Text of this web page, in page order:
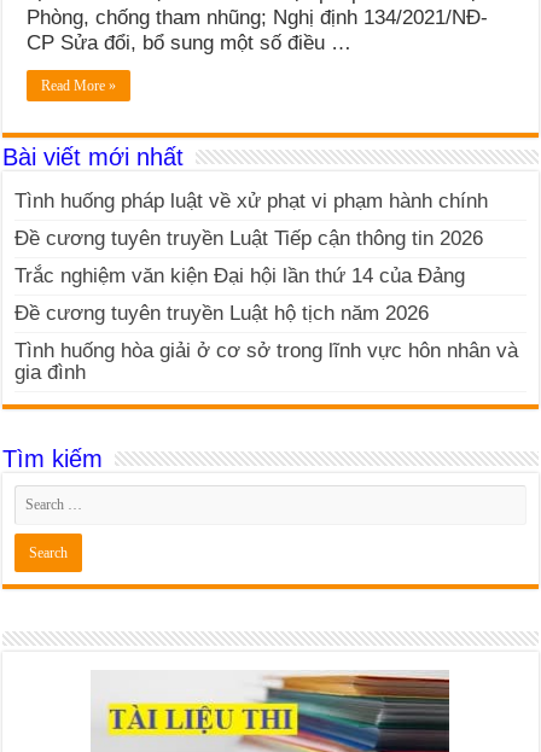
Phòng, chống tham nhũng; Nghị định 134/2021/NĐ-
CP Sửa đổi, bổ sung một số điều …
Read More »
Bài viết mới nhất
Tình huống pháp luật về xử phạt vi phạm hành chính
Đề cương tuyên truyền Luật Tiếp cận thông tin 2026
Trắc nghiệm văn kiện Đại hội lần thứ 14 của Đảng
Đề cương tuyên truyền Luật hộ tịch năm 2026
Tình huống hòa giải ở cơ sở trong lĩnh vực hôn nhân và
gia đình
Tìm kiếm